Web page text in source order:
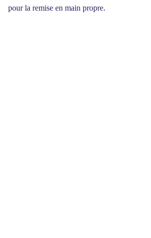
pour la remise en main propre.